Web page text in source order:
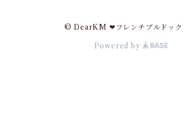
© DearKM ❤︎フレンチブルドック
Powered by